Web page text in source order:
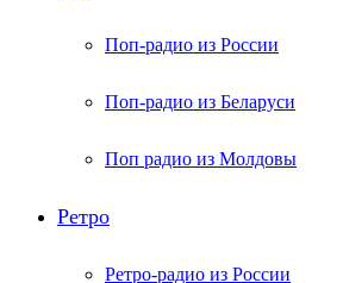
Поп-радио из России
Поп-радио из Беларуси
Поп радио из Молдовы
Ретро
Ретро-радио из России